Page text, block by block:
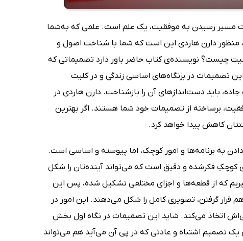
مسیر رسیدن به موفقیت، یک علم است. علمی که به‌شما
منظور دارن هاردی این است که شما با شناخت اصول و
چیست؟ نویسنده‌ی کتاب حاضر باور دارد تصمیماتی که
تصمیمات در بزنگاه‌های اساسی زندگی و در کلیت
باید دست‌اندازهای آن را بازشناخت. دارن هاردی در
برساخته از تصمیمات خود شما هستند. اگر بهترین
کاهش پیدا خواهد کرد.
به برنامه‌ها و امور کوچک، اما پیوسته و اساسی است.
کوچکِ فکرشده و دقیق است که می‌تواند آینده‌تان را شکل
که از قطعه‌ها و اجزای مختلفی تشکیل شده، پس این
گرفتن، تصویری کامل را شکل می‌دهند. این امور در
اتخاذ می‌کند. شاید این تصمیمات در نگاه اول بخش
یک تصمیم اشتباه و عادتی که در پی آن می‌آید هم می‌تواند